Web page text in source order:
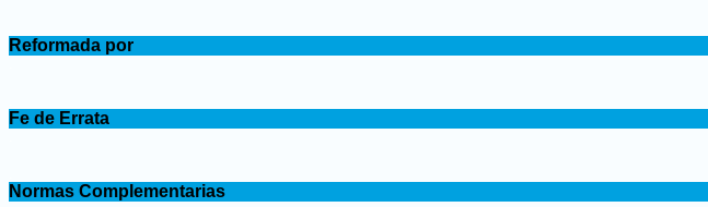
Reformada por
Fe de Errata
Normas Complementarias